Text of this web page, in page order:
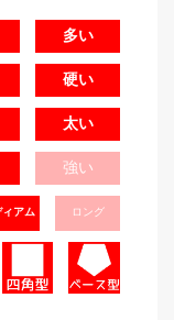
多い
硬い
太い
強い
ィアム ロング